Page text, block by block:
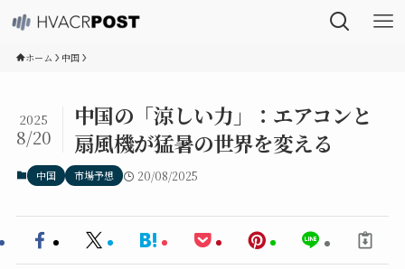
ホーム 中国
中国の「涼しい力」：エアコンと
扇風機が猛暑の世界を変える
2025
8/20
中国 市場予想 20/08/2025